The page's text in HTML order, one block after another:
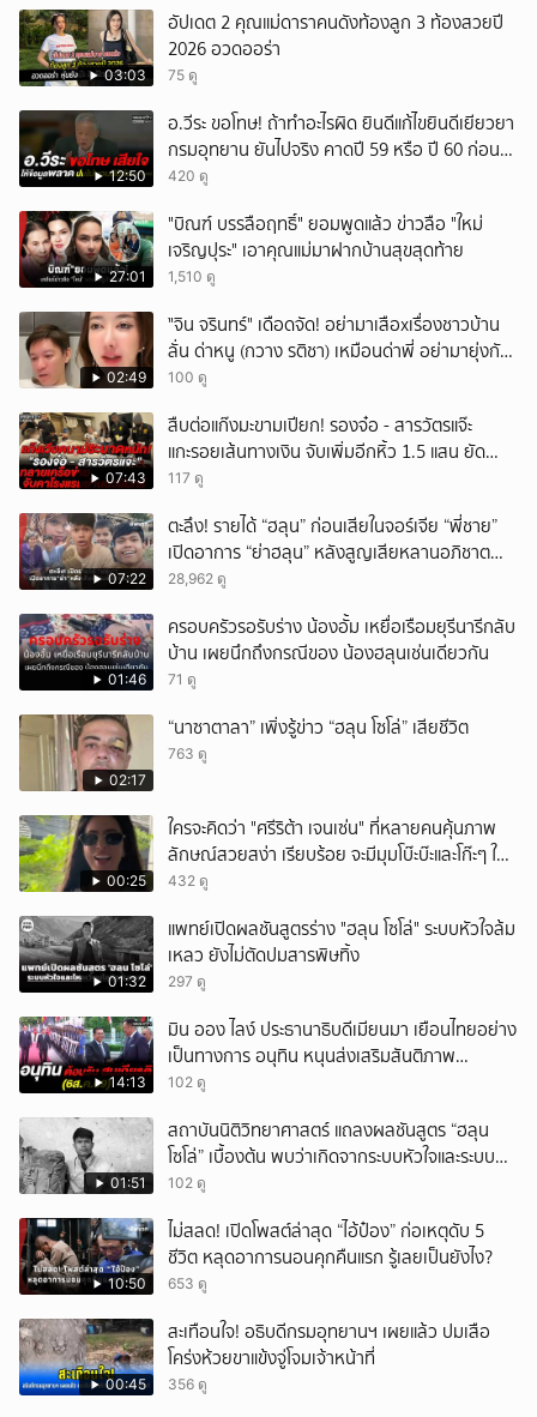
03:03
อัปเดต 2 คุณแม่ดาราคนดังท้องลูก 3 ท้องสวยปี
2026 อวดออร่า
75 ดู
12:50
อ.วีระ ขอโทษ! ถ้าทำอะไรผิด ยินดีแก้ไขยินดีเยียวยา
กรมอุทยาน ยันไปจริง คาดปี 59 หรือ ปี 60 ก่อน
ปิดให้พัก
420 ดู
27:01
"บิณฑ์ บรรลือฤทธิ์" ยอมพูดแล้ว ข่าวลือ "ใหม่
เจริญปุระ" เอาคุณแม่มาฝากบ้านสุขสุดท้าย
1,510 ดู
02:49
ั่"จิน จรินทร์" เดือดจัด! อย่ามาเสือxเรื่องชาวบ้าน
ลั่น ด่าหนู (กวาง รติชา) เหมือนด่าพี่ อย่ามายุ่งกับ
คนของผม จบ!!!
100 ดู
07:43
สืบต่อแก๊งมะขามเปียก! รองจ๋อ - สารวัตรแจ๊ะ
แกะรอยเส้นทางเงิน จับเพิ่มอีกหิ้ว 1.5 แสน ยัด
สินบน
117 ดู
07:22
ตะลึง! รายได้ “ฮลุน” ก่อนเสียในจอร์เจีย “พี่ชาย”
เปิดอาการ “ย่าฮลุน” หลังสูญเสียหลานอภิชาต
บุตร!
28,962 ดู
01:46
ครอบครัวรอรับร่าง น้องอั้ม เหยื่อเรือมยุรีนารีกลับ
บ้าน เผยนึกถึงกรณีของ น้องฮลุนเช่นเดียวกัน
71 ดู
02:17
“นาซาตาลา” เพิ่งรู้ข่าว “ฮลุน โซโล่” เสียชีวิต
763 ดู
00:25
ใครจะคิดว่า "ศรีริต้า เจนเซ่น" ที่หลายคนคุ้นภาพ
ลักษณ์สวยสง่า เรียบร้อย จะมีมุมโบ๊ะบ๊ะและโก๊ะๆ ให้
ได้อมยิ้มเหมือนกัน งานนี้ทำเอาแฟนๆ ทั้งเอ็นดูทั้ง
432 ดู
01:32
แพทย์เปิดผลชันสูตรร่าง "ฮลุน โซโล่" ระบบหัวใจล้ม
เหลว ยังไม่ตัดปมสารพิษทิ้ง
297 ดู
14:13
มิน ออง ไลง์ ประธานาธิบดีเมียนมา เยือนไทยอย่าง
เป็นทางการ อนุทิน หนุนส่งเสริมสันติภาพ
เสถียรภาพชายแดน
102 ดู
01:51
สถาบันนิติวิทยาศาสตร์ แถลงผลชันสูตร “ฮลุน
โซโล่” เบื้องต้น พบว่าเกิดจากระบบหัวใจและระบบ
ไหลเวียนโลหิตล้มเหลว
102 ดู
10:50
ไม่สลด! เปิดโพสต์ล่าสุด “ไอ้ป๋อง” ก่อเหตุดับ 5
ชีวิต หลุดอาการนอนคุกคืนแรก รู้เลยเป็นยังไง?
653 ดู
00:45
สะเทือนใจ! อธิบดีกรมอุทยานฯ เผยแล้ว ปมเสือ
โคร่งห้วยขาแข้งจู่โจมเจ้าหน้าที่
356 ดู